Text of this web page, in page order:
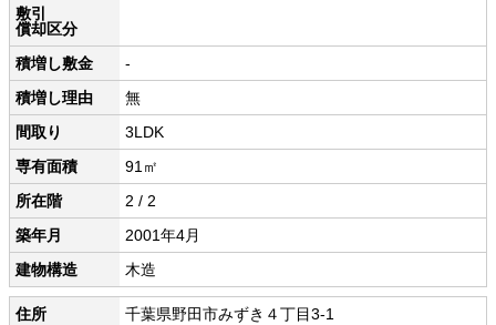
敷引
償却区分
積増し敷金
-
積増し理由
無
間取り
3LDK
専有面積
91㎡
所在階
2 / 2
築年月
2001年4月
建物構造
木造
住所 千葉県野田市みずき４丁目3-1